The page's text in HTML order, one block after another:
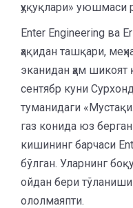
ҳуқуқлари» уюшмаси
Enter Engineering ва
ҳақидан ташқари,
эканидан ҳам
сентябр куни
туманидаги
газ конида юз берган
кишининг барчаси
бўлган. Уларнинг
ойдан бери
ололмаяпти.